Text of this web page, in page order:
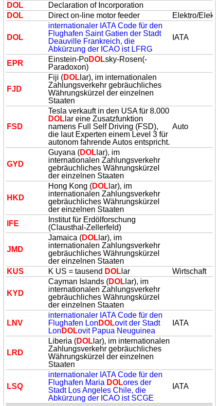
DOL
Declaration of Incorporation
DOL
Direct on-line motor feeder Elektro/
DOL
internationaler IATA Code für den
Flughafen Saint Gatien der Stadt
Deauville Frankreich, die
Abkürzung der ICAO ist LFRG
IATA
EPR Einstein-PoDOLsky-Rosen(-
Paradoxon)
FJD
Fiji (DOL lar), im internationalen
Zahlungsverkehr gebräuchliches
Währungskürzel der einzelnen
Staaten
FSD
Tesla verkauft in den USA für 8.000
DOL lar eine Zusatzfunktion
namens Full Self Driving (FSD),
die laut Experten einem Level 3 für
autonom fahrende Autos entspricht.
Auto
GYD
Guyana (DOL lar), im
internationalen Zahlungsverkehr
gebräuchliches Währungskürzel
der einzelnen Staaten
HKD
Hong Kong (DOL lar), im
internationalen Zahlungsverkehr
gebräuchliches Währungskürzel
der einzelnen Staaten
IFE
Institut für Erdölforschung
(Clausthal-Zellerfeld)
JMD
Jamaica (DOL lar), im
internationalen Zahlungsverkehr
gebräuchliches Währungskürzel
der einzelnen Staaten
KUS
K US = tausend DOL lar Wirtschaft
KYD
Cayman Islands (DOL lar), im
internationalen Zahlungsverkehr
gebräuchliches Währungskürzel
der einzelnen Staaten
LNV
internationaler IATA Code für den
Flughafen Lon DOLovit der Stadt
Lon DOLovit Papua Neuguinea
IATA
LRD
Liberia (DOL lar), im internationalen
Zahlungsverkehr gebräuchliches
Währungskürzel der einzelnen
Staaten
LSQ
internationaler IATA Code für den
Flughafen Maria DOLores der
Stadt Los Angeles Chile, die
Abkürzung der ICAO ist SCGE
IATA